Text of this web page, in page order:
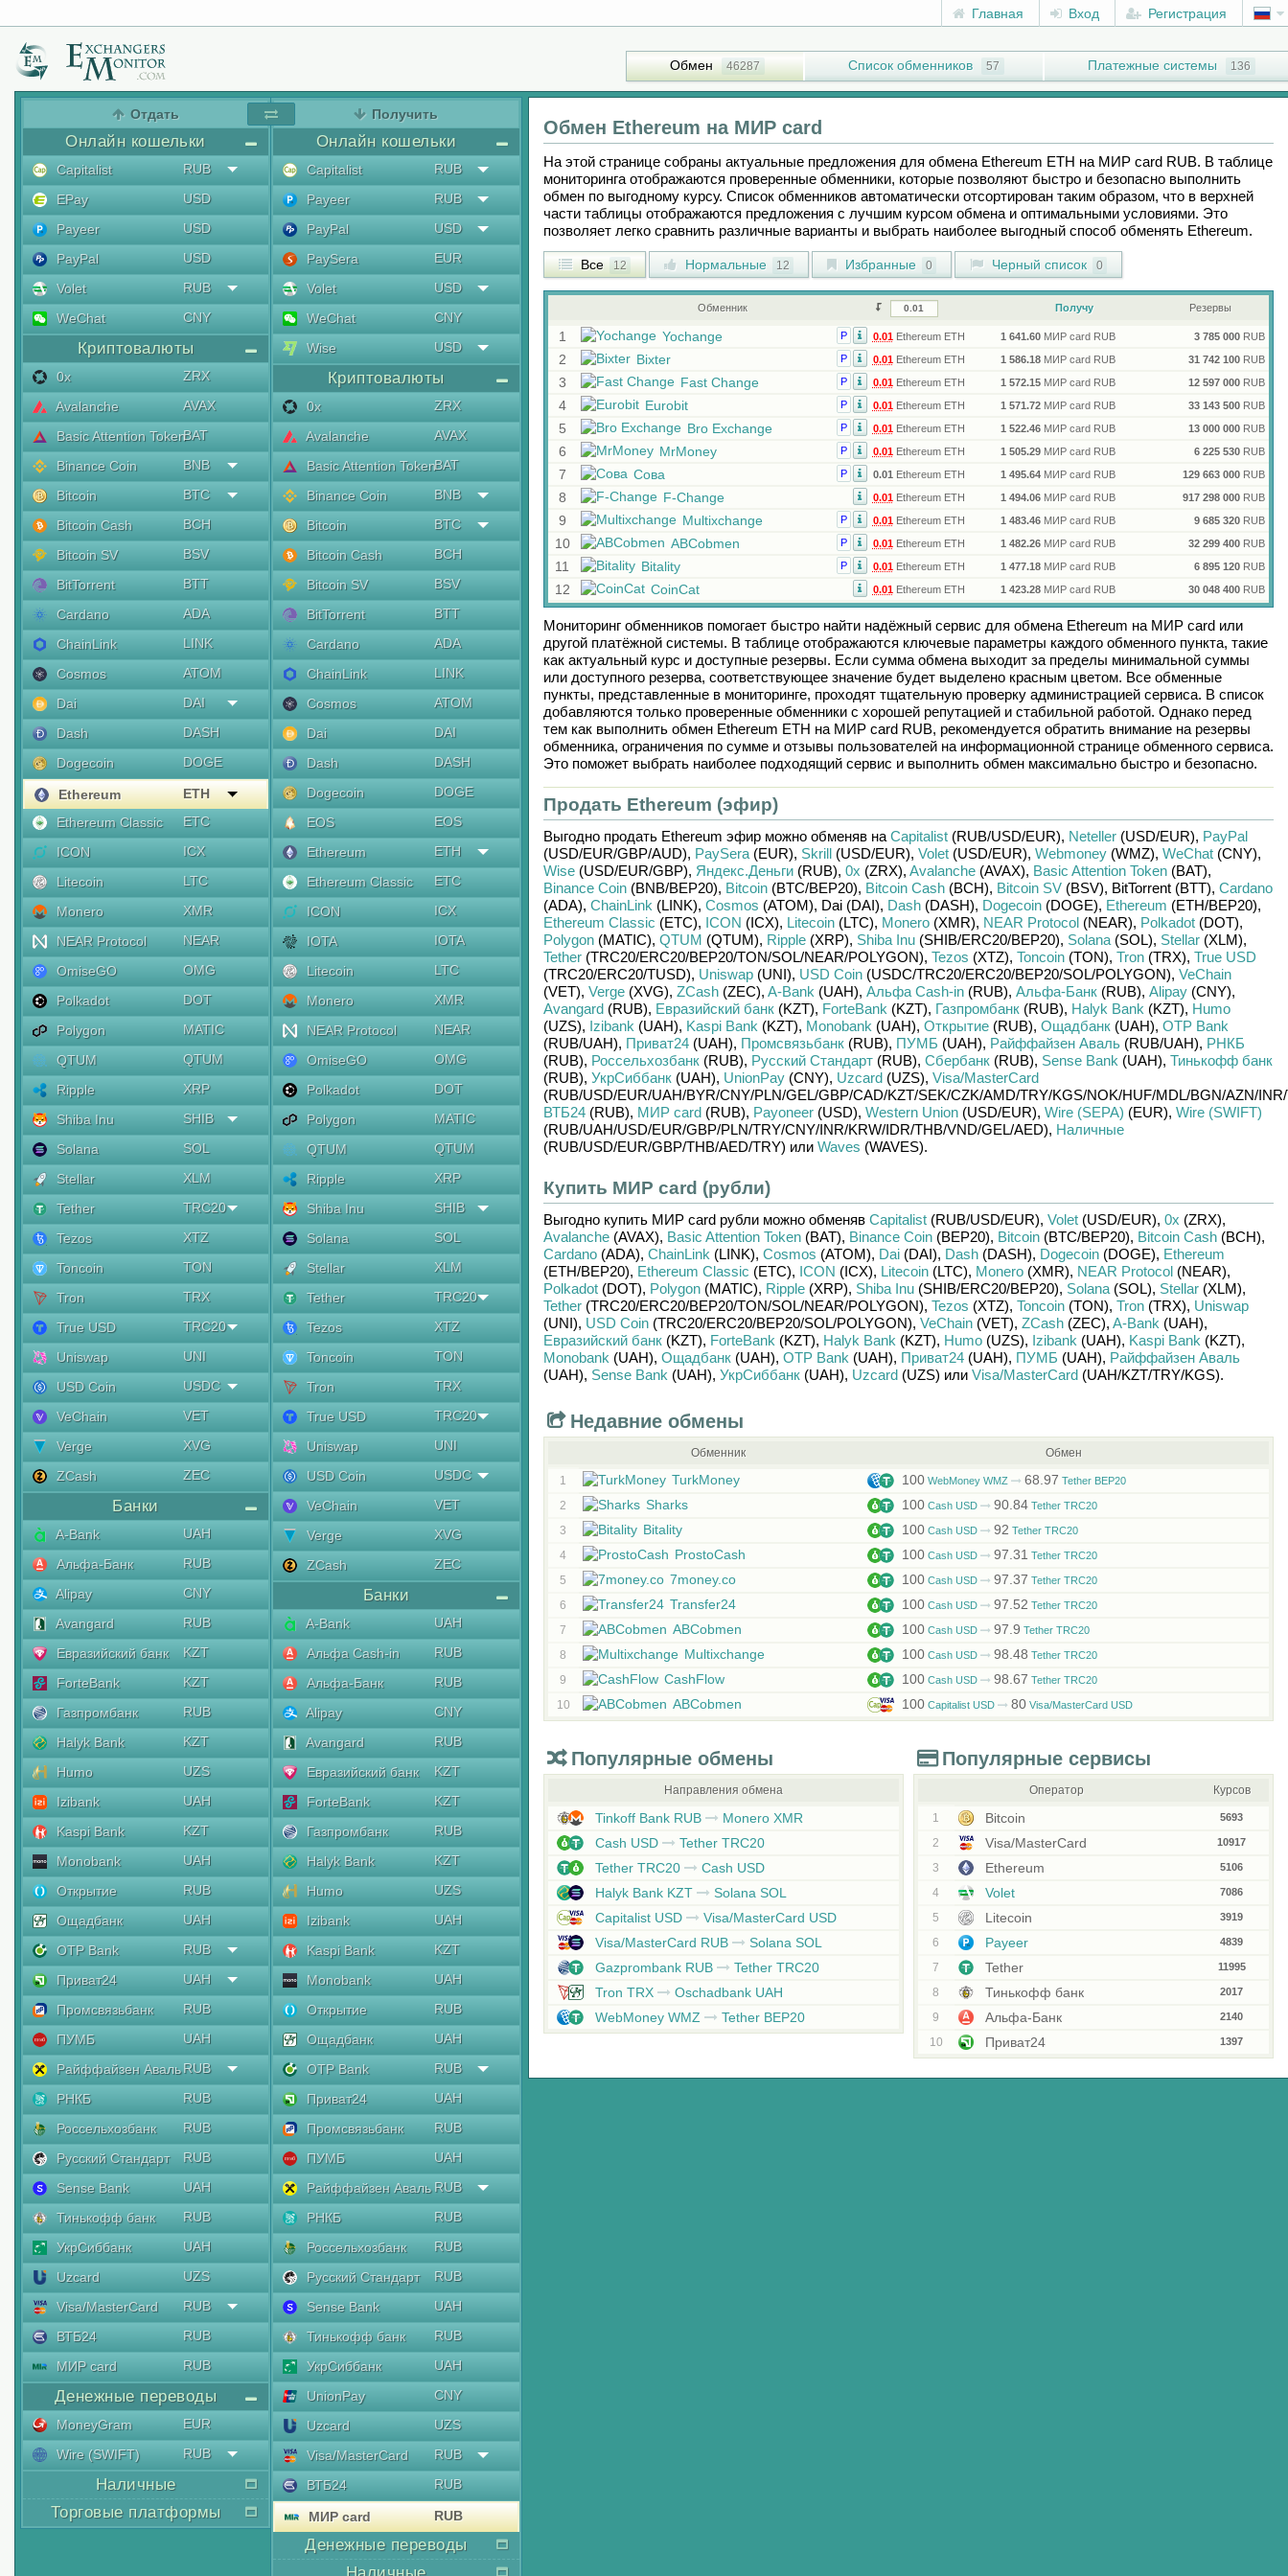
Главная Вход Регистрация
Обмен 46287 Список обменников 57 Платежные системы 136
Отдать
Онлайн кошельки
Capitalist
RUB
EPay
USD
Payeer
USD
PayPal
USD
Volet
RUB
WeChat
CNY
Криптовалюты
0x
ZRX
Avalanche
AVAX
Basic Attention TokenBAT
Binance Coin
BNB
Bitcoin
BTC
Bitcoin Cash
BCH
Bitcoin SV
BSV
BitTorrent
BTT
Cardano
ADA
ChainLink
LINK
Cosmos
ATOM
Dai
DAI
Dash
DASH
Dogecoin
DOGE
Ethereum
ETH
Ethereum Classic
ETC
ICON
ICX
Litecoin
LTC
Monero
XMR
NEAR Protocol
NEAR
OmiseGO
OMG
Polkadot
DOT
Polygon
MATIC
QTUM
QTUM
Ripple
XRP
Shiba Inu
SHIB
Solana
SOL
Stellar
XLM
Tether
TRC20
Tezos
XTZ
Toncoin
TON
Tron
TRX
True USD
TRC20
Uniswap
UNI
USD Coin
USDC
VeChain
VET
Verge
XVG
ZCash
ZEC
Банки
A-Bank
UAH
Альфа-Банк
RUB
Alipay
CNY
Avangard
RUB
Евразийский банк
KZT
ForteBank
KZT
Газпромбанк
RUB
Halyk Bank
KZT
Humo
UZS
Izibank
UAH
Kaspi Bank
KZT
Monobank
UAH
Открытие
RUB
Ощадбанк
UAH
OTP Bank
RUB
Приват24
UAH
Промсвязьбанк
RUB
ПУМБ
UAH
Райффайзен АвальRUB
РНКБ
RUB
Россельхозбанк
RUB
Русский Стандарт
RUB
Sense Bank
UAH
Тинькофф банк
RUB
УкрСиббанк
UAH
Uzcard
UZS
Visa/MasterCard
RUB
ВТБ24
RUB
МИР card
RUB
Денежные переводы
MoneyGram
EUR
Wire (SWIFT)
RUB
Наличные
Торговые платформы
Получить
Онлайн кошельки
Capitalist
RUB
Payeer
RUB
PayPal
USD
PaySera
EUR
Volet
USD
WeChat
CNY
Wise
USD
Криптовалюты
0x
ZRX
Avalanche
AVAX
Basic Attention TokenBAT
Binance Coin
BNB
Bitcoin
BTC
Bitcoin Cash
BCH
Bitcoin SV
BSV
BitTorrent
BTT
Cardano
ADA
ChainLink
LINK
Cosmos
ATOM
Dai
DAI
Dash
DASH
Dogecoin
DOGE
EOS
EOS
Ethereum
ETH
Ethereum Classic
ETC
ICON
ICX
IOTA
IOTA
Litecoin
LTC
Monero
XMR
NEAR Protocol
NEAR
OmiseGO
OMG
Polkadot
DOT
Polygon
MATIC
QTUM
QTUM
Ripple
XRP
Shiba Inu
SHIB
Solana
SOL
Stellar
XLM
Tether
TRC20
Tezos
XTZ
Toncoin
TON
Tron
TRX
True USD
TRC20
Uniswap
UNI
USD Coin
USDC
VeChain
VET
Verge
XVG
ZCash
ZEC
Банки
A-Bank
UAH
Альфа Cash-in
RUB
Альфа-Банк
RUB
Alipay
CNY
Avangard
RUB
Евразийский банк
KZT
ForteBank
KZT
Газпромбанк
RUB
Halyk Bank
KZT
Humo
UZS
Izibank
UAH
Kaspi Bank
KZT
Monobank
UAH
Открытие
RUB
Ощадбанк
UAH
OTP Bank
RUB
Приват24
UAH
Промсвязьбанк
RUB
ПУМБ
UAH
Райффайзен Аваль RUB
РНКБ
RUB
Россельхозбанк
RUB
Русский Стандарт
RUB
Sense Bank
UAH
Тинькофф банк
RUB
УкрСиббанк
UAH
UnionPay
CNY
Uzcard
UZS
Visa/MasterCard
RUB
ВТБ24
RUB
МИР card RUB
Денежные переводы
Обмен Ethereum на МИР card
На этой странице собраны актуальные предложения для обмена Ethereum ETH на МИР card RUB. В таблице
мониторинга отображаются проверенные обменники, которые позволяют быстро и безопасно выполнить
обмен по выгодному курсу. Список обменников автоматически отсортирован таким образом, что в верхней
части таблицы отображаются предложения с лучшим курсом обмена и оптимальными условиями. Это
позволяет легко сравнить различные варианты и выбрать наиболее выгодный способ обменять Ethereum.
Все 12 Нормальные 12 Избранные 0 Черный список 0
Обменник Получу Резервы
1 Yochange Р 0.01Ethereum ETH 1 641.60МИР card RUB 3 785 000RUB
2 Bixter Р 0.01Ethereum ETH 1 586.18МИР card RUB 31 742 100RUB
3 Fast Change Р 0.01Ethereum ETH 1 572.15МИР card RUB 12 597 000RUB
4 Eurobit Р 0.01Ethereum ETH 1 571.72МИР card RUB 33 143 500RUB
5 Bro Exchange Р 0.01Ethereum ETH 1 522.46МИР card RUB 13 000 000RUB
6 MrMoney Р 0.01Ethereum ETH 1 505.29МИР card RUB 6 225 530RUB
7 Сова Р 0.01 Ethereum ETH 1 495.64МИР card RUB 129 663 000RUB
8 F-Change 0.01Ethereum ETH 1 494.06МИР card RUB 917 298 000RUB
9 Multixchange Р 0.01Ethereum ETH 1 483.46МИР card RUB 9 685 320RUB
10 ABCobmen Р 0.01Ethereum ETH 1 482.26МИР card RUB 32 299 400RUB
11 Bitality Р 0.01Ethereum ETH 1 477.18МИР card RUB 6 895 120RUB
12 CoinCat 0.01Ethereum ETH 1 423.28МИР card RUB 30 048 400RUB
Мониторинг обменников помогает быстро найти надёжный сервис для обмена Ethereum на МИР cardили
другой платёжной системы. В таблице отображаются ключевые параметры каждого обменного пункта, такие
как актуальный курс и доступные резервы. Если сумма обмена выходит за пределы минимальной суммы
или доступного резерва, соответствующее значение будет выделено красным цветом. Все обменные
пункты, представленные в мониторинге, проходят тщательную проверку администрацией сервиса. В список
добавляются только проверенные обменники с хорошей репутацией и стабильной работой. Однако перед
тем как выполнить обмен Ethereum ETH на МИР card RUB, рекомендуется обратить внимание на резервы
обменника, ограничения по сумме и отзывы пользователей на информационной странице обменного сервиса.
Это поможет выбрать наиболее подходящий сервис и выполнить обмен максимально быстро и безопасно.
Продать Ethereum (эфир)
Выгодно продать Ethereum эфирможно обменяв на Capitalist(RUB/USD/EUR), Neteller(USD/EUR), PayPal
(USD/EUR/GBP/AUD), PaySera(EUR), Skrill(USD/EUR), Volet(USD/EUR), Webmoney(WMZ), WeChat(CNY),
Wise(USD/EUR/GBP), Яндекс.Деньги(RUB), 0x (ZRX), Avalanche(AVAX), Basic Attention Token(BAT),
Binance Coin(BNB/BEP20), Bitcoin(BTC/BEP20), Bitcoin Cash(BCH), Bitcoin SV(BSV), BitTorrent (BTT), Cardano
(ADA), ChainLink (LINK), Cosmos (ATOM), Dai (DAI), Dash(DASH), Dogecoin(DOGE), Ethereum (ETH/BEP20),
Ethereum Classic (ETC), ICON (ICX), Litecoin(LTC), Monero(XMR), NEAR Protocol(NEAR), Polkadot(DOT),
Polygon(MATIC), QTUM (QTUM), Ripple(XRP), Shiba Inu(SHIB/ERC20/BEP20), Solana(SOL), Stellar(XLM),
Tether(TRC20/ERC20/BEP20/TON/SOL/NEAR/POLYGON), Tezos (XTZ), Toncoin(TON), Tron(TRX), True USD
(TRC20/ERC20/TUSD), Uniswap(UNI), USD Coin(USDC/TRC20/ERC20/BEP20/SOL/POLYGON), VeChain
(VET), Verge(XVG), ZCash(ZEC), A-Bank (UAH), Альфа Cash-in(RUB), Альфа-Банк(RUB), Alipay(CNY),
Avangard(RUB), Евразийский банк(KZT), ForteBank (KZT), Газпромбанк(RUB), Halyk Bank (KZT), Humo
(UZS), Izibank (UAH), Kaspi Bank (KZT), Monobank (UAH), Открытие(RUB), Ощадбанк(UAH), OTP Bank
(RUB/UAH), Приват24(UAH), Промсвязьбанк(RUB), ПУМБ (UAH), Райффайзен Аваль(RUB/UAH), РНКБ
(RUB), Россельхозбанк(RUB), Русский Стандарт(RUB), Сбербанк(RUB), Sense Bank (UAH), Тинькофф банк
(RUB), УкрСиббанк(UAH), UnionPay(CNY), Uzcard(UZS), Visa/MasterCard
(RUB/USD/EUR/UAH/BYR/CNY/PLN/GEL/GBP/CAD/KZT/SEK/CZK/AMD/TRY/KGS/NOK/HUF/MDL/BGN/AZN/INR/
ВТБ24(RUB), МИР card(RUB), Payoneer(USD), Western Union(USD/EUR), Wire (SEPA) (EUR), Wire (SWIFT)
(RUB/UAH/USD/EUR/GBP/PLN/TRY/CNY/INR/KRW/IDR/THB/VND/GEL/AED), Наличные
(RUB/USD/EUR/GBP/THB/AED/TRY) или Waves (WAVES).
Купить МИР card (рубли)
Выгодно купить МИР card рублиможно обменяв Capitalist(RUB/USD/EUR), Volet(USD/EUR), 0x (ZRX),
Avalanche(AVAX), Basic Attention Token(BAT), Binance Coin(BEP20), Bitcoin(BTC/BEP20), Bitcoin Cash(BCH),
Cardano(ADA), ChainLink (LINK), Cosmos (ATOM), Dai(DAI), Dash(DASH), Dogecoin(DOGE), Ethereum
(ETH/BEP20), Ethereum Classic (ETC), ICON (ICX), Litecoin(LTC), Monero(XMR), NEAR Protocol(NEAR),
Polkadot(DOT), Polygon(MATIC), Ripple(XRP), Shiba Inu(SHIB/ERC20/BEP20), Solana(SOL), Stellar(XLM),
Tether(TRC20/ERC20/BEP20/TON/SOL/NEAR/POLYGON), Tezos (XTZ), Toncoin(TON), Tron(TRX), Uniswap
(UNI), USD Coin(TRC20/ERC20/BEP20/SOL/POLYGON), VeChain(VET), ZCash(ZEC), A-Bank (UAH),
Евразийский банк(KZT), ForteBank (KZT), Halyk Bank (KZT), Humo(UZS), Izibank (UAH), Kaspi Bank (KZT),
Monobank (UAH), Ощадбанк(UAH), OTP Bank (UAH), Приват24(UAH), ПУМБ (UAH), Райффайзен Аваль
(UAH), Sense Bank (UAH), УкрСиббанк(UAH), Uzcard(UZS) или Visa/MasterCard(UAH/KZT/TRY/KGS).
Недавние обмены
Обменник Обмен
1 TurkMoney 100WebMoney WMZ 68.97 Tether BEP20
2 Sharks 100Cash USD 90.84Tether TRC20
3 Bitality 100Cash USD 92 Tether TRC20
4 ProstoCash 100Cash USD 97.31 Tether TRC20
5 7money.co 100Cash USD 97.37 Tether TRC20
6 Transfer24 100Cash USD 97.52 Tether TRC20
7 ABCobmen 100Cash USD 97.9 Tether TRC20
8 Multixchange 100Cash USD 98.48 Tether TRC20
9 CashFlow 100Cash USD 98.67 Tether TRC20
10 ABCobmen 100Capitalist USD 80Visa/MasterCard USD
Популярные обмены
Направления обмена
Tinkoff Bank RUB
Monero XMR
Cash USD
Tether TRC20
Tether TRC20
Cash USD
Halyk Bank KZT
Solana SOL
Capitalist USD
Visa/MasterCard USD
Visa/MasterCard RUB
Solana SOL
Gazprombank RUB
Tether TRC20
Tron TRX
Oschadbank UAH
WebMoney WMZ
Tether BEP20
Популярные сервисы
Оператор Курсов
1 Bitcoin 5693
2 Visa/MasterCard 10917
3 Ethereum 5106
4 Volet 7086
5 Litecoin 3919
6 Payeer 4839
7 Tether 11995
8 Тинькофф банк 2017
9 Альфа-Банк 2140
10 Приват24 1397